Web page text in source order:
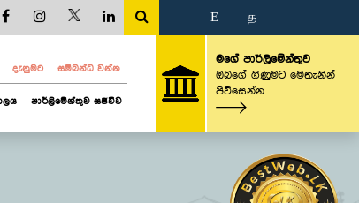
E த
දැනුමට සම්බන්ධ වන්න
පාර්ලිමේන්තුව සජීවීව
මගේ පාර්ලිමේන්තුව
ඔබගේ ගිණුමට මෙතැනින්
පිවිසෙන්න